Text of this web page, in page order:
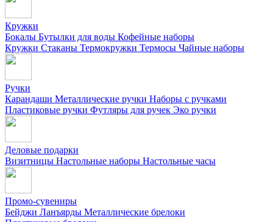
Кружки
Бокалы Бутылки для воды Кофейные наборы
Кружки Стаканы Термокружки Термосы Чайные наборы
Ручки
Карандаши Металлические ручки Наборы с ручками
Пластиковые ручки Футляры для ручек Эко ручки
Деловые подарки
Визитницы Настольные наборы Настольные часы
Промо-сувениры
Бейджи Ланъярды Металлические брелоки